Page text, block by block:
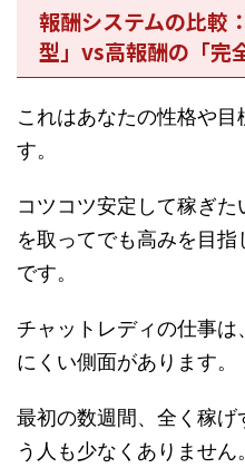
報酬システムの比較
型」vs高報酬の「完
これはあなたの性格や
す。
コツコツ安定して稼ぎ
を取ってでも高みを目指
です。
チャットレディの仕事
にくい側面があります。
最初の数週間、全く稼げ
う人も少なくありません。